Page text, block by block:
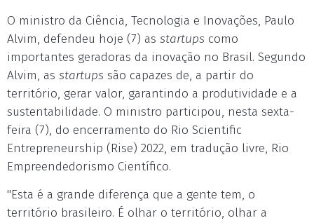
O ministro da Ciência, Tecnologia e Inovações, Paulo
Alvim, defendeu hoje (7) as startups como
importantes geradoras da inovação no Brasil. Segundo
Alvim, as startups são capazes de, a partir do
território, gerar valor, garantindo a produtividade e a
sustentabilidade. O ministro participou, nesta sexta-
feira (7), do encerramento do Rio Scientific
Entrepreneurship (Rise) 2022, em tradução livre, Rio
Empreendedorismo Científico.
"Esta é a grande diferença que a gente tem, o
território brasileiro. É olhar o território, olhar a